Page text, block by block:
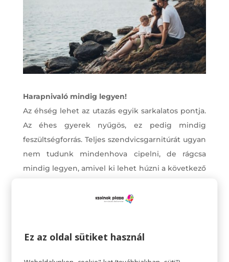
Harapnivaló mindig legyen!
Az éhség lehet az utazás egyik sarkalatos pontja.
Az éhes gyerek nyűgös, ez pedig mindig
feszültségforrás. Teljes szendvicsgarnitúrát ugyan
nem tudunk mindenhova cipelni, de rágcsa
mindig legyen, amivel ki lehet húzni a következő
Fontos a biztonság és a védelem!
inger ér minket is, a gyerekeket is. Ha vízparton
Ez az oldal sütiket használ